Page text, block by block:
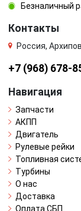
Безналичный
Контакты
Россия,
+7 (968) 678-
Навигация
Запчасти
АКПП
Двигатель
Рулевые рейки
Топливная
Турбины
О нас
Доставка
Оплата СБП